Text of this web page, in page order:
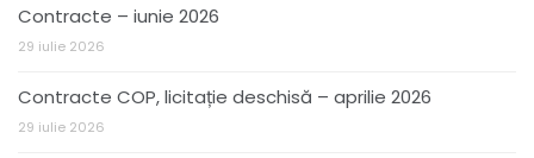
Contracte – iunie 2026
29 iulie 2026
Contracte COP, licitație deschisă – aprilie 2026
29 iulie 2026